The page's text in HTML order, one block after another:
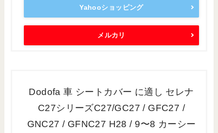
Yahooショッピング
メルカリ
Dodofa 車 シートカバー に適し セレナ
C27シリーズC27/GC27 / GFC27 /
GNC27 / GFNC27 H28 / 9〜8 カーシー